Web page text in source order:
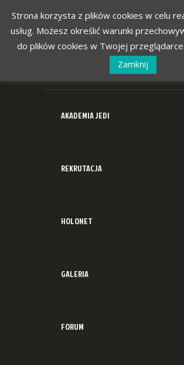
AKADEMIA JEDI
REKRUTACJA
HOLONET
GALERIA
FORUM
Strona korzysta z plików cookies w celu
usług. Możesz określić warunki
do plików cookies w Twojej przeglądarce.
Zamknij